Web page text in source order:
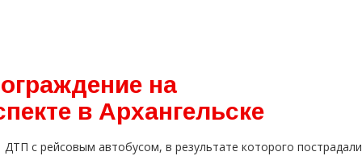
на
в Архангельске
ДТП с рейсовым автобусом, в результате которого пострадали